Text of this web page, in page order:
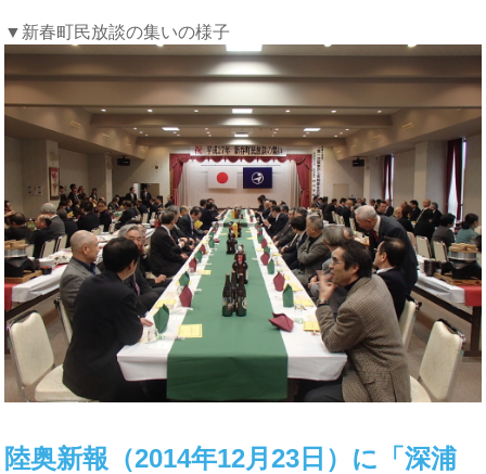
▼新春町民放談の集いの様子
陸奥新報（2014年12月23日）に「深浦